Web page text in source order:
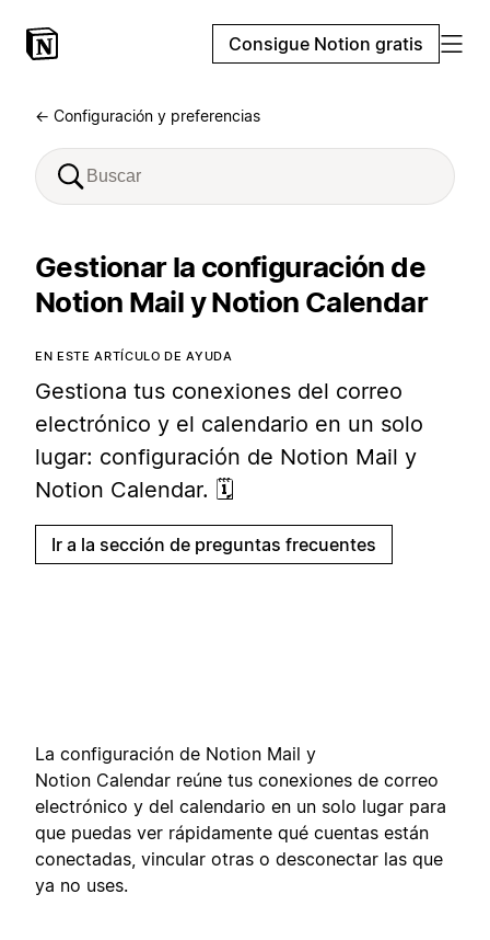
Consigue Notion gratis
← Configuración y preferencias
Gestionar la configuración de
Notion Mail y Notion Calendar
EN ESTE ARTÍCULO DE AYUDA
Gestiona tus conexiones del correo
electrónico y el calendario en un solo
lugar: configuración de Notion Mail y
Notion Calendar. 🗓️
Ir a la sección de preguntas frecuentes
La configuración de Notion Mail y
Notion Calendar reúne tus conexiones de correo
electrónico y del calendario en un solo lugar para
que puedas ver rápidamente qué cuentas están
conectadas, vincular otras o desconectar las que
ya no uses.